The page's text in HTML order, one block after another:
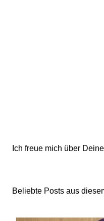
K
e
Ich freue mich über
Beliebte Posts aus